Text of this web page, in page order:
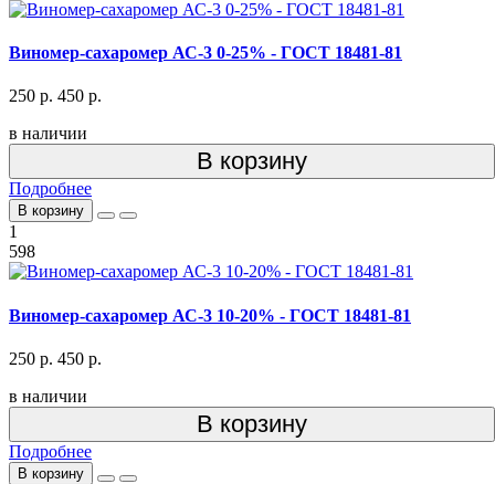
Виномер-сахаромер АС-3 0-25% - ГОСТ 18481-81
250 р. 450 р.
в наличии
В корзину
Подробнее
В корзину
1
598
Виномер-сахаромер АС-3 10-20% - ГОСТ 18481-81
250 р. 450 р.
в наличии
В корзину
Подробнее
В корзину